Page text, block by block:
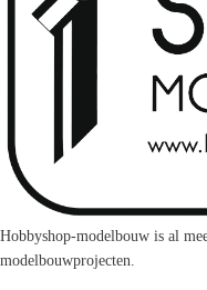
Hobbyshop-modelbouw is al
modelbouwprojecten.